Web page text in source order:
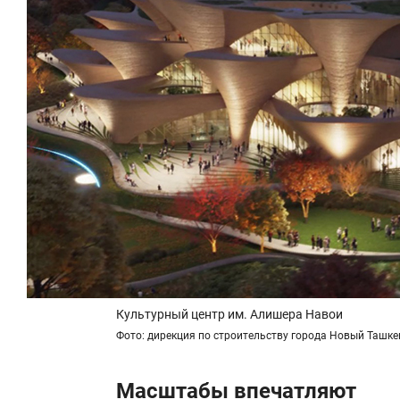
Культурный центр им. Алишера Навои
Фото: дирекция по строительству города Новый
Масштабы впечатляют